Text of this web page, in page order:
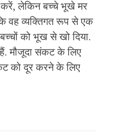
करें, लेकिन बच्चे भूखे मर
वह व्यक्तिगत रूप से एक
को भूख से खो दिया.
हैं. मौजूदा संकट के लिए
को दूर करने के लिए